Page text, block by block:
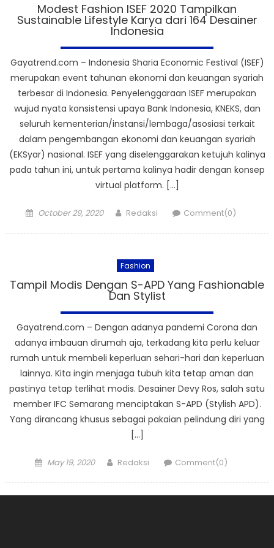
Modest Fashion ISEF 2020 Tampilkan
Sustainable Lifestyle Karya dari 164 Desainer
Indonesia
Gayatrend.com – Indonesia Sharia Economic Festival (ISEF)
merupakan event tahunan ekonomi dan keuangan syariah
terbesar di Indonesia. Penyelenggaraan ISEF merupakan
wujud nyata konsistensi upaya Bank Indonesia, KNEKS, dan
seluruh kementerian/instansi/lembaga/asosiasi terkait
dalam pengembangan ekonomi dan keuangan syariah
(EKSyar) nasional. ISEF yang diselenggarakan ketujuh kalinya
pada tahun ini, untuk pertama kalinya hadir dengan konsep
virtual platform. […]
Posted
October 29, 2020 Author
Redaksi Comment(0)
Fashion
Tampil Modis Dengan S-APD Yang Fashionable
Dan Stylist
Gayatrend.com – Dengan adanya pandemi Corona dan
adanya imbauan dirumah aja, terkadang kita perlu keluar
rumah untuk membeli keperluan sehari-hari dan keperluan
lainnya. Kita ingin menjaga tubuh kita tetap aman dan
pastinya tetap terlihat modis. Desainer Devy Ros, salah satu
member IFC Semarang menciptakan S-APD (Stylish APD).
Yang dirancang khusus sebagai pakaian pelindung diri yang
[…]
Posted
May 19, 2020 Author
Redaksi Comment(0)